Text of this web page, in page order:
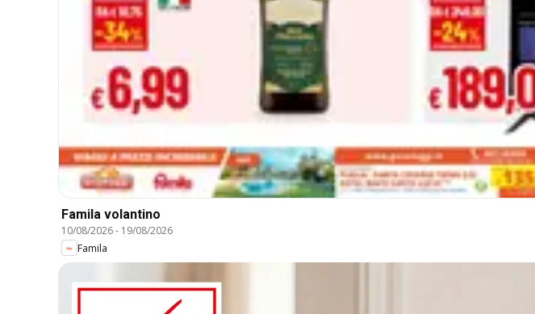
Famila volantino
10/08/2026- 19/08/2026
Famila